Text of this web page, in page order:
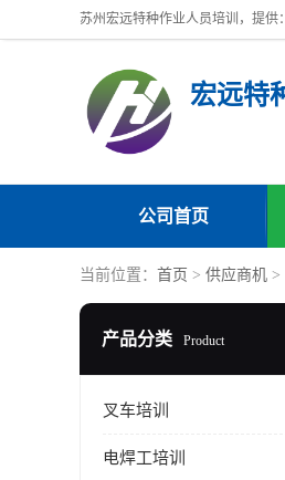
公司首页
当前位置： 首页 > 供应商机 >
产品分类 Product
叉车培训
电焊工培训